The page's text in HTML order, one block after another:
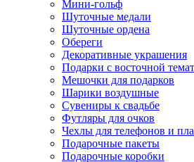
Мини-гольф
Шуточные медали
Шуточные ордена
Обереги
Декоративные украшения
Подарки с восточной
Мешочки для подарков
Шарики воздушные
Сувениры к свадьбе
Футляры для очков
Чехлы для телефонов и
Подарочные пакеты
Подарочные коробки